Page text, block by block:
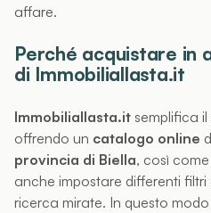
affare.
Perché acquistare in
di Immobiliallasta.it
Immobiliallasta.it semplifica
offrendo un catalogo online
provincia di Biella, così
anche impostare differenti
ricerca mirate. In questo